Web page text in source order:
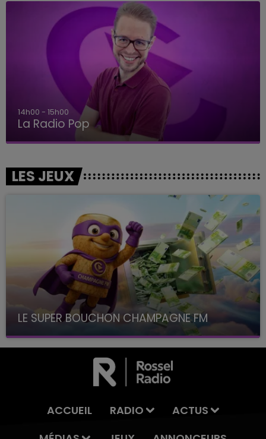
14h00 - 15h00
La Radio Pop
LES JEUX
LE SUPER BOUCHON CHAMPAGNE FM
avec La Famille Champagne FM, à 8H10
ACCUEIL RADIO
ACTUS